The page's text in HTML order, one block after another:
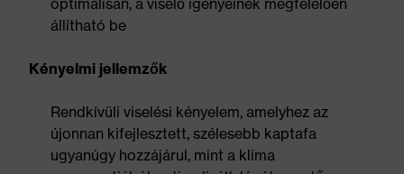
optimálisan, a viselő igényeinek megfelelően
állítható be
Kényelmi jellemzők
Rendkívüli viselési kényelem, amelyhez az
újonnan kifejlesztett, szélesebb kaptafa
ugyanúgy hozzájárul, mint a klíma